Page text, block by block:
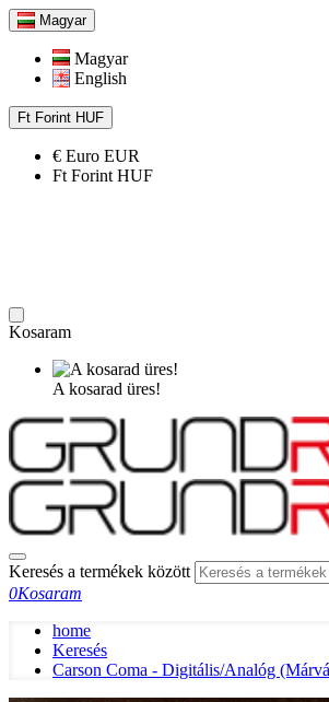
Magyar
Magyar
English
Ft Forint HUF
€ Euro EUR
Ft Forint HUF
Kosaram
A kosarad üres!
Keresés a termékek között
0Kosaram
home
Keresés
Carson Coma - Digitális/Analóg